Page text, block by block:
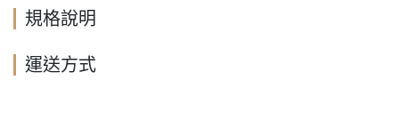
規格說明
運送方式